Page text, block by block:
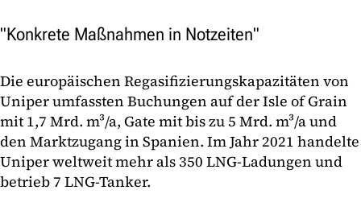
"Konkrete Maßnahmen in Notzeiten"
Die europäischen Regasifizierungskapazitäten von
Uniper umfassten Buchungen auf der Isle of Grain
mit 1,7 Mrd. m³/a, Gate mit bis zu 5 Mrd. m³/a und
den Marktzugang in Spanien. Im Jahr 2021 handelte
Uniper weltweit mehr als 350 LNG-Ladungen und
betrieb 7 LNG-Tanker.